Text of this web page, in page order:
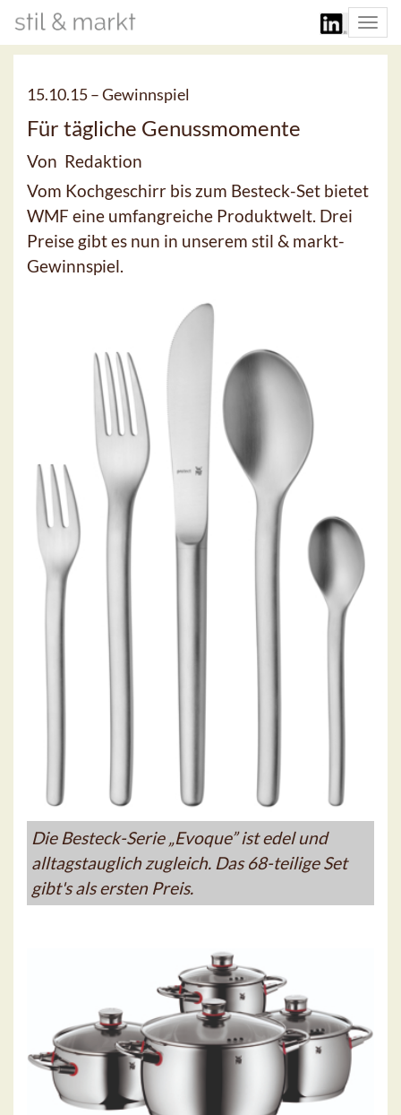
15.10.15 –Gewinnspiel
Für tägliche Genussmomente
Von Redaktion
Vom Kochgeschirr bis zum Besteck-Set bietet
WMF eine umfangreiche Produktwelt. Drei
Preise gibt es nun in unserem stil & markt-
Gewinnspiel.
Die Besteck-Serie „Evoque” ist edel und
alltagstauglich zugleich. Das 68-teilige Set
gibt's als ersten Preis.